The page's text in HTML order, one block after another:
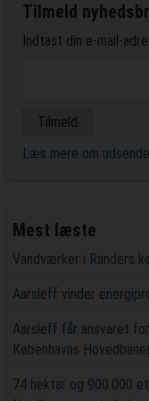
Tilmeld
Indtast din e-mail-
Læs mere om
Mest læste
Vandværker i Randers
Aarsleff vinder
Aarsleff får ansvaret
Københavns
74 hektar og 900.000